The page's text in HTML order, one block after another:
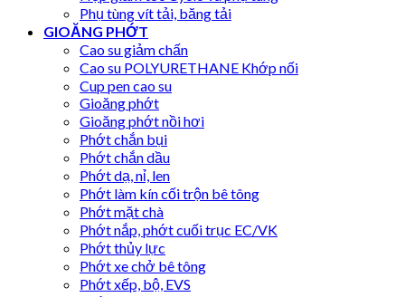
Phụ tùng vít tải, băng tải
GIOĂNG PHỚT
Cao su giảm chấn
Cao su POLYURETHANE Khớp nối
Cup pen cao su
Gioăng phớt
Gioăng phớt nồi hơi
Phớt chắn bụi
Phớt chắn dầu
Phớt dạ, nỉ, len
Phớt làm kín cối trộn bê tông
Phớt mặt chà
Phớt nắp, phớt cuối trục EC/VK
Phớt thủy lực
Phớt xe chở bê tông
Phớt xếp, bộ, EVS